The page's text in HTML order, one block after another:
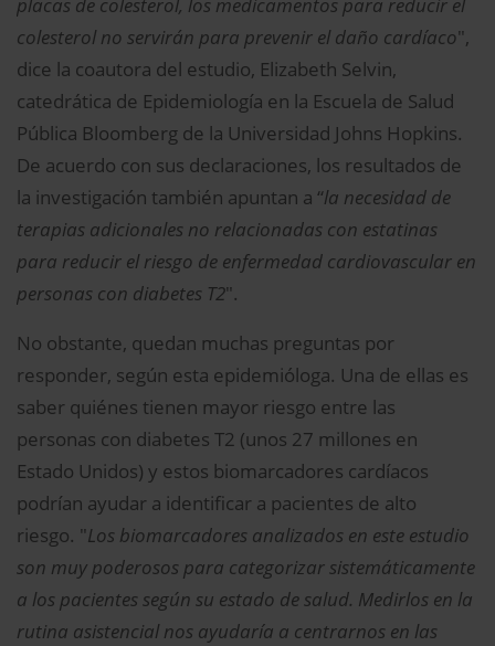
colesterol no servirán para prevenir el daño cardíaco",
dice la coautora del estudio, Elizabeth Selvin,
catedrática de Epidemiología en la Escuela de Salud
Pública Bloomberg de la Universidad Johns Hopkins.
De acuerdo con sus declaraciones, los resultados de
la investigación también apuntan a “la necesidad de
terapias adicionales no relacionadas con estatinas
para reducir el riesgo de enfermedad cardiovascular en
personas con diabetes T2".
No obstante, quedan muchas preguntas por
responder, según esta epidemióloga. Una de ellas es
saber quiénes tienen mayor riesgo entre las
personas con diabetes T2 (unos 27 millones en
Estado Unidos) y estos biomarcadores cardíacos
podrían ayudar a identificar a pacientes de alto
riesgo. "Los biomarcadores analizados en este estudio
son muy poderosos para categorizar sistemáticamente
a los pacientes según su estado de salud. Medirlos en la
rutina asistencial nos ayudaría a centrarnos en las